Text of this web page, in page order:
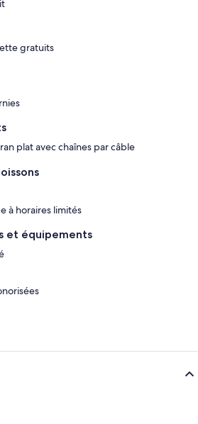
gratuits
plat avec chaînes par câble
à horaires limités
et équipements